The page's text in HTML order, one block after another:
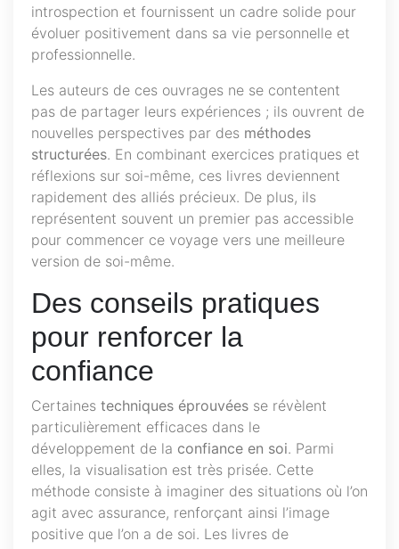
introspection et fournissent un cadre solide pour
évoluer positivement dans sa vie personnelle et
professionnelle.
Les auteurs de ces ouvrages ne se contentent
pas de partager leurs expériences ; ils ouvrent de
nouvelles perspectives par des méthodes
structurées. En combinant exercices pratiques et
réflexions sur soi-même, ces livres deviennent
rapidement des alliés précieux. De plus, ils
représentent souvent un premier pas accessible
pour commencer ce voyage vers une meilleure
version de soi-même.
Des conseils pratiques
pour renforcer la
confiance
Certaines techniques éprouvées se révèlent
particulièrement efficaces dans le
développement de la confiance en soi. Parmi
elles, la visualisation est très prisée. Cette
méthode consiste à imaginer des situations où l’on
agit avec assurance, renforçant ainsi l’image
positive que l’on a de soi. Les livres de